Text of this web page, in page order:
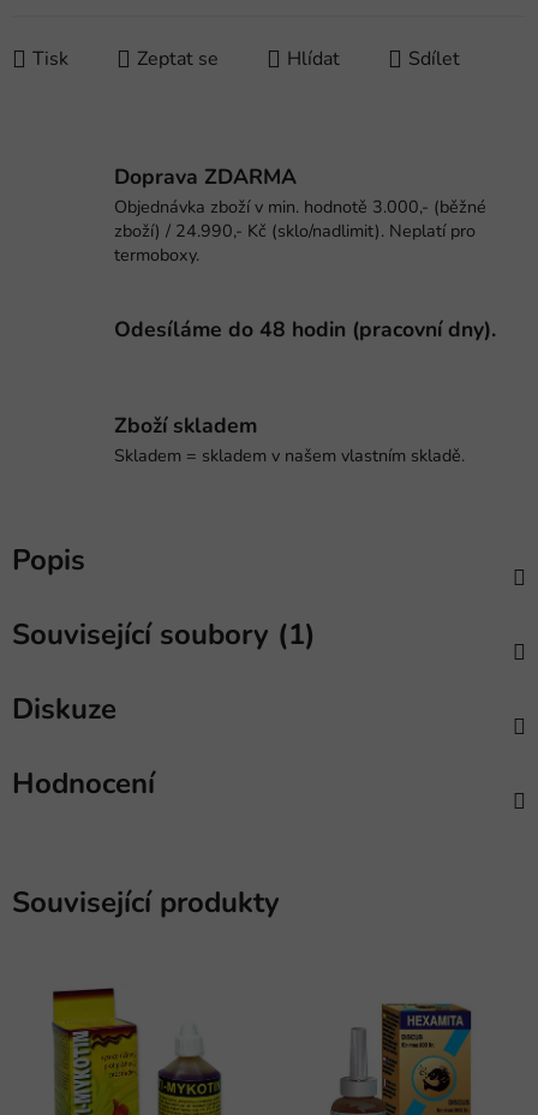
Tisk Zeptat se Hlídat Sdílet
Doprava ZDARMA
Objednávka zboží v min. hodnotě 3.000,- (běžné
zboží) / 24.990,- Kč (sklo/nadlimit). Neplatí pro
termoboxy.
Odesíláme do 48 hodin (pracovní dny).
Zboží skladem
Skladem = skladem v našem vlastním skladě.
Popis
Související soubory (1)
Diskuze
Hodnocení
Související produkty